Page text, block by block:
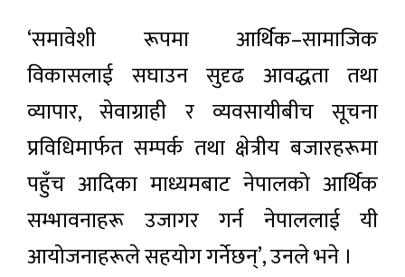
‘समावेशी रूपमा आर्थिक–सामाजिक
विकासलाई सघाउन सुदृढ आवद्धता तथा
व्यापार, सेवाग्राही र व्यवसायीबीच सूचना
प्रविधिमार्फत सम्पर्क तथा क्षेत्रीय बजारहरूमा
पहुँच आदिका माध्यमबाट नेपालको आर्थिक
सम्भावनाहरू उजागर गर्न नेपाललाई यी
आयोजनाहरूले सहयोग गर्नेछन्’, उनले भने ।